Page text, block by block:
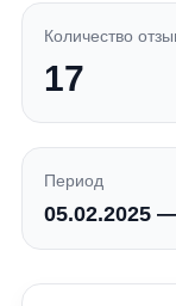
Количество
17
Период
05.02.2025